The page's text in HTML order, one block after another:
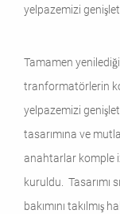
yelpazemizi
Tamamen
tranformatörlerin
yelpazemizi
tasarımına ve
anahtarlar komple
kuruldu. Tasarımı
bakımını takılmış